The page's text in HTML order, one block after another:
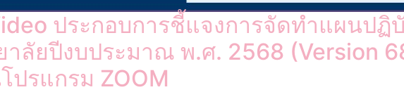
ประกอบการชี้แจงการจัดทำแผนป
ลัยปีงบประมาณ พ.ศ. 2568 (Version
ปรแกรม ZOOM